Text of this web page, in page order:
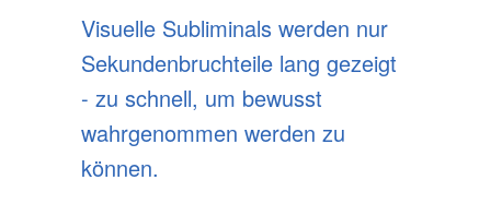
Visuelle Subliminals werden nur
Sekundenbruchteile lang gezeigt
- zu schnell, um bewusst
wahrgenommen werden zu
können.